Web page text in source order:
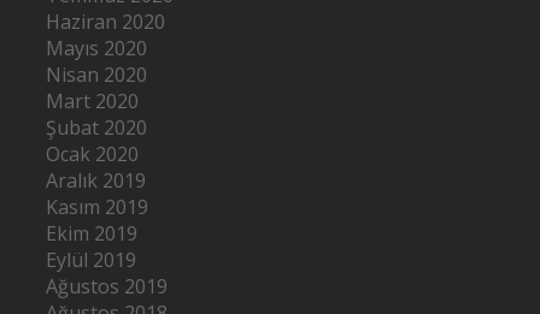
Haziran 2020
Mayıs 2020
Nisan 2020
Mart 2020
Şubat 2020
Ocak 2020
Aralık 2019
Kasım 2019
Ekim 2019
Eylül 2019
Ağustos 2019